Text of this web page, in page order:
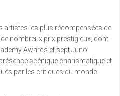
artistes les plus récompensées de
nombreux prix prestigieux, dont
Awards et sept Juno
scénique charismatique et
par les critiques du monde